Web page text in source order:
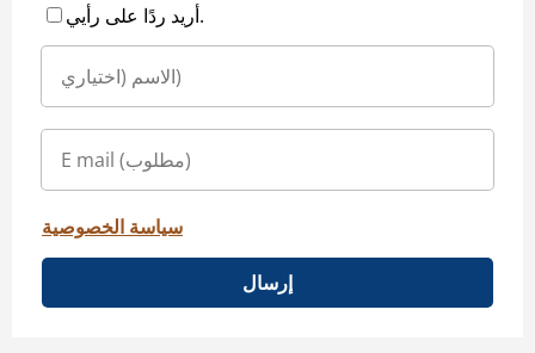
أريد ردًا على رأيي.
سياسة الخصوصية
إرسال